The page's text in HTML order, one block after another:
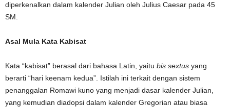
diperkenalkan dalam kalender Julian oleh Julius Caesar pada 45
SM.
Asal Mula Kata Kabisat
Kata “kabisat” berasal dari bahasa Latin, yaitu bis sextus yang
berarti “hari keenam kedua”. Istilah ini terkait dengan sistem
penanggalan Romawi kuno yang menjadi dasar kalender Julian,
yang kemudian diadopsi dalam kalender Gregorian atau biasa